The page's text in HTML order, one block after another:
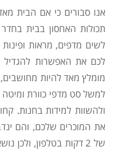
אנו סבורים כי אם הבית
תכולות האחסון בבית
לשים מדפים, מראות
לכם את האפשרות
מומלץ מאד להיות
למשל סט מדפי כוורת
ולהשוות למידות בחנות.
את המוכרים שלכם, והם
של 2 דקות בטלפון,